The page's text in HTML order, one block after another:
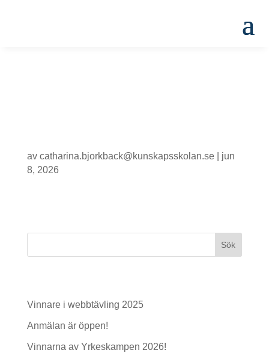
av catharina.bjorkback@kunskapsskolan.se| jun
8, 2026
Vinnare i webbtävling 2025
Anmälan är öppen!
Vinnarna av Yrkeskampen 2026!